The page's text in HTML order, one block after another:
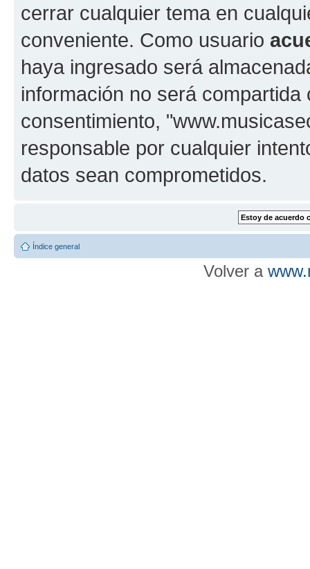
cerrar cualquier tema en
conveniente. Como usuario
haya ingresado será
información no será
consentimiento,
responsable por cualquier
datos sean comprometidos.
Índice general
Volver a